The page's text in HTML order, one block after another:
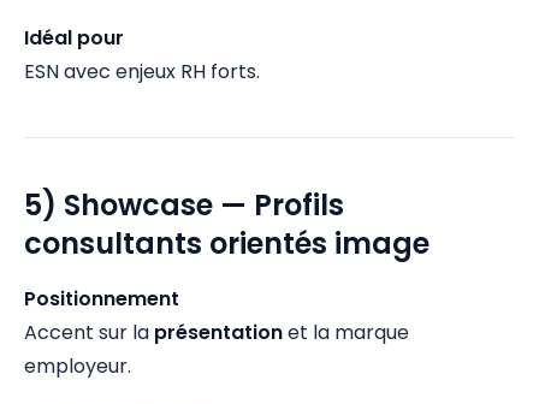
Idéal pour
ESN avec enjeux RH forts.
5) Showcase — Profils
consultants orientés image
Positionnement
Accent sur la présentationet la marque
employeur.